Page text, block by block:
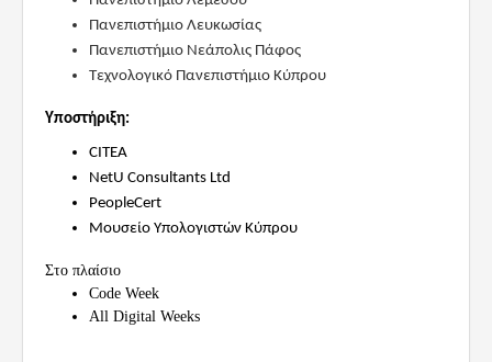
Πανεπιστήμιο Λευκωσίας
Πανεπιστήμιο Νεάπολις Πάφος
Τεχνολογικό Πανεπιστήμιο Κύπρου
Υποστήριξη:
CITEA
NetU Consultants Ltd
PeopleCert
Μουσείο Υπολογιστών Κύπρου
Στο πλαίσιο
Code Week
All Digital Weeks